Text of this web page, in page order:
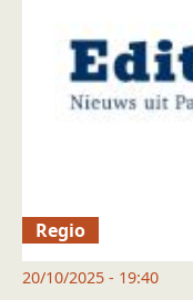
Regio
20/10/2025 - 19:40